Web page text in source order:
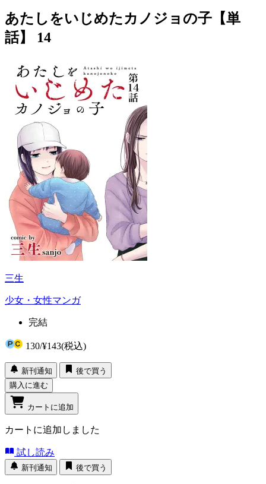
あたしをいじめたカノジョの子【単
話】 14
三生
少女・女性マンガ
完結
130/¥143(税込)
新刊通知
後で買う
購入に進む
カートに追加
カートに追加しました
試し読み
新刊通知 後で買う